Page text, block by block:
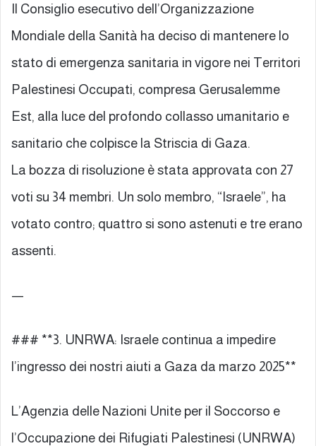
Il Consiglio esecutivo dell’Organizzazione
Mondiale della Sanità ha deciso di mantenere lo
stato di emergenza sanitaria in vigore nei Territori
Palestinesi Occupati, compresa Gerusalemme
Est, alla luce del profondo collasso umanitario e
sanitario che colpisce la Striscia di Gaza.
La bozza di risoluzione è stata approvata con 27
voti su 34 membri. Un solo membro, “Israele”, ha
votato contro; quattro si sono astenuti e tre erano
assenti.
—
### **3. UNRWA: Israele continua a impedire
l’ingresso dei nostri aiuti a Gaza da marzo 2025**
L’Agenzia delle Nazioni Unite per il Soccorso e
l’Occupazione dei Rifugiati Palestinesi (UNRWA)